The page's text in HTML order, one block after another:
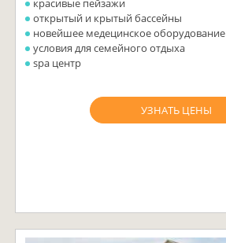
красивые пейзажи
открытый и крытый бассейны
новейшее медецинское оборудование
условия для семейного отдыха
spa центр
УЗНАТЬ ЦЕНЫ